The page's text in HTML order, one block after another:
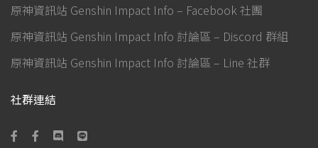
原神資訊站 Genshin Impact Info – Facebook 社團
原神資訊站 Genshin Impact Info 討論區 – Discord 群組
原神資訊站 Genshin Impact Info 討論區 – Line 社群
社群連結